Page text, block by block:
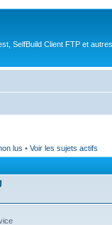
SelfBuild Client FTP et
lus • Voir les sujets actifs